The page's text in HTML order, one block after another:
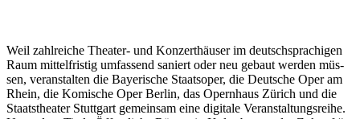
Weil zahl­rei­che Thea­ter- und Kon­zert­häu­ser im deutsch­spra­chi­gen
Raum mit­tel­fris­tig um­fas­send sa­niert oder neu ge­baut wer­den müs­
sen, ver­an­stal­ten die Baye­ri­sche Staats­oper, die Deut­sche Oper am
Rhein, die Ko­mi­sche Oper Ber­lin, das Opern­haus Zü­rich und die
Staats­thea­ter Stutt­gart ge­mein­sam eine di­gi­ta­le Ver­an­stal­tungs­rei­he.